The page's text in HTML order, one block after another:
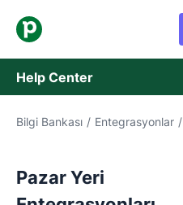
Help Center
Bilgi Bankası
Bilgi Bankası / Entegrasyonlar /
Pazar Yeri